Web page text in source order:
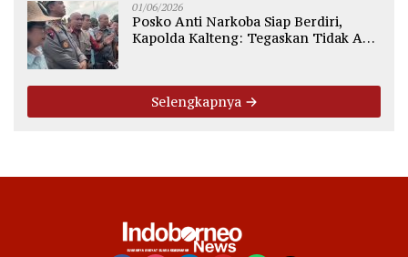
01/06/2026
Posko Anti Narkoba Siap Berdiri,
Kapolda Kalteng: Tegaskan Tidak Ada
Selengkapnya